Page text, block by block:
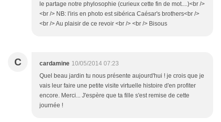
le partage notre phylosophie (curieux cette fin de mot....)<br />
<br /> NB: l'iris en photo est sibérica Caésar's brothers<br />
<br /> Au plaisir de ce revoir <br /> <br /> Bisous
C cardamine 10/05/2014 07:23
Quel beau jardin tu nous présente aujourd'hui ! je crois que je
vais leur faire une petite visite virtuelle histoire d'en profiter
encore. Merci... J'espère que ta fille s'est remise de cette
journée !